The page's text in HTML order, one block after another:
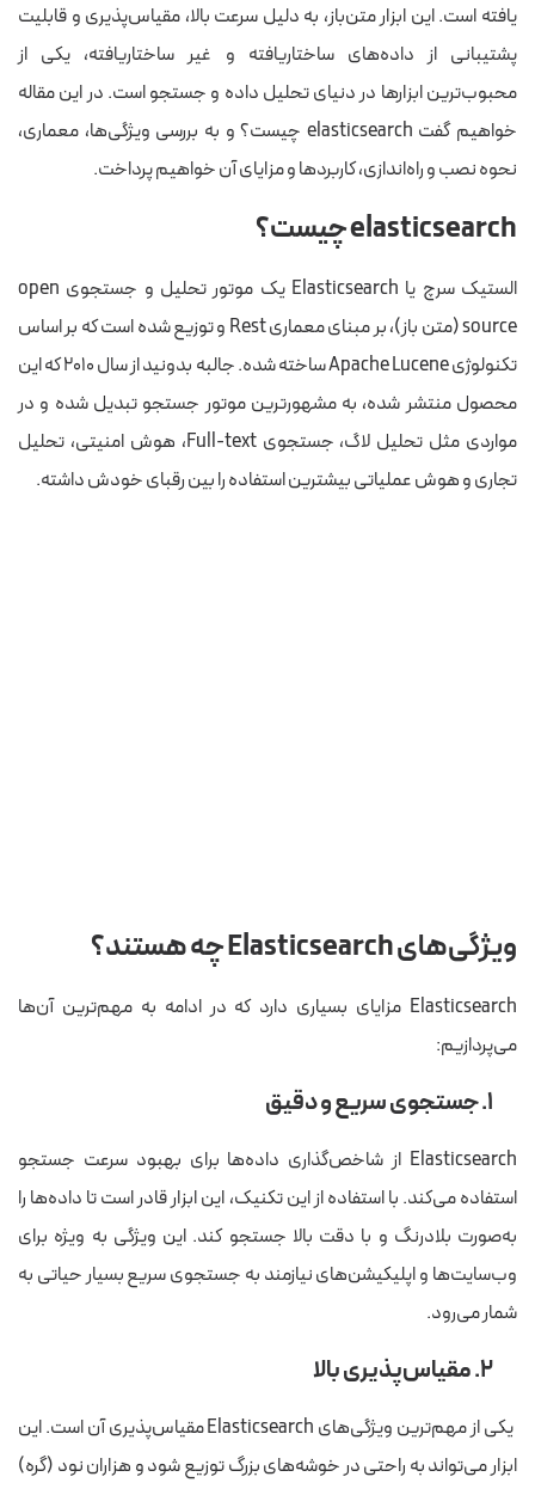
یافته است. این ابزار متن‌باز، به دلیل سرعت بالا، مقیاس‌پذیری و قابلیت
پشتیبانی از داده‌های ساختاریافته و غیر ساختاریافته، یکی از
محبوب‌ترین ابزارها در دنیای تحلیل داده و جستجو است. در این مقاله
خواهیم گفت elasticsearch چیست؟ و به بررسی ویژگی‌ها، معماری،
نحوه نصب و راه‌اندازی، کاربردها و مزایای آن خواهیم پرداخت.
elasticsearch چیست؟
الستیک سرچ یا Elasticsearch یک موتور تحلیل و جستجوی open
source (متن باز)، بر مبنای معماری Rest و توزیع شده است که بر اساس
تکنولوژی Apache Lucene ساخته شده. جالبه بدونید از سال ۲۰۱۰ که این
محصول منتشر شده، به مشهورترین موتور جستجو تبدیل شده و در
مواردی مثل تحلیل لاگ، جستجوی Full-text، هوش امنیتی، تحلیل
تجاری و هوش عملیاتی بیشترین استفاده را بین رقبای خودش داشته.
ویژگی‌های Elasticsearch چه هستند؟
Elasticsearch مزایای بسیاری دارد که در ادامه به مهم‌ترین آن‌ها
می‌پردازیم:
۱. جستجوی سریع و دقیق
Elasticsearch از شاخص‌گذاری داده‌ها برای بهبود سرعت جستجو
استفاده می‌کند. با استفاده از این تکنیک، این ابزار قادر است تا داده‌ها را
به‌صورت بلادرنگ و با دقت بالا جستجو کند. این ویژگی به ویژه برای
وب‌سایت‌ها و اپلیکیشن‌های نیازمند به جستجوی سریع بسیار حیاتی به
شمار می‌رود.
۲. مقیاس‌پذیری بالا
یکی از مهم‌ترین ویژگی‌های Elasticsearch مقیاس‌پذیری آن است. این
ابزار می‌تواند به راحتی در خوشه‌های بزرگ توزیع شود و هزاران نود (گره)